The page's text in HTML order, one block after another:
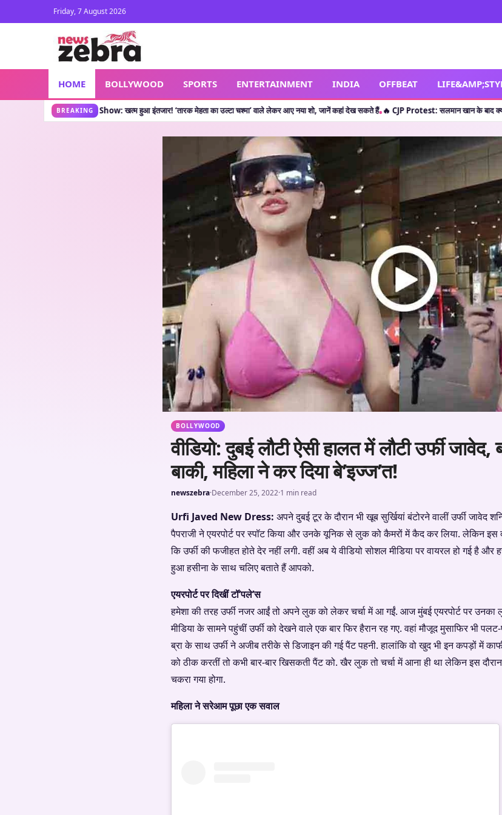
Friday, 7 August 2026
HOME BOLLYWOOD SPORTS ENTERTAINMENT INDIA OFFBEAT
BREAKING
New Show: खत्म हुआ इंतजार! ‘तारक मेहता का उल्टा चश्मा’ वाले लेकर आए नया शो, जानें कहां देख सकते हैं•🔥 CJP Protest: सलमान खान के बाद क्या शाहरुख खान ने छात्रों
BOLLYWOOD
वीडियो: दुबई लौटी ऐसी हालत में लौटी उर्फी जावेद,
बाकी, महिला ने कर दिया बे’इज्ज’त!
newszebra·December 25, 2022·1 min read
Urfi Javed New Dress: अपने दुबई टूर के दौरान भी खूब सुर्खियां बंटोरने वालीं उर्फी जावेद
पैपराजी ने एयरपोर्ट पर स्पॉट किया और उनके यूनिक से लुक को कैमरों में कैद कर लिया. लेकिन इस
कि उर्फी की फजीहत होते देर नहीं लगी. वहीं अब ये वीडियो सोशल मीडिया पर वायरल हो गई है और
हुआ हसीना के साथ चलिए बताते हैं आपको.
एयरपोर्ट पर दिखीं टॉ’पले’स
हमेशा की तरह उर्फी नजर आईं तो अपने लुक को लेकर चर्चा में आ गईं. आज मुंबई एयरपोर्ट पर उनका
मीडिया के सामने पहुंचीं उर्फी को देखने वाले एक बार फिर हैरान रह गए. वहां मौजूद मुसाफिर भी
ब्रा के साथ उर्फी ने अजीब तरीके से डिजाइन की गई पैंट पहनी. हालांकि वो खुद भी इन कपड़ों में
को ठीक करतीं तो कभी बार-बार खिसकती पैंट को. खैर लुक तो चर्चा में आना ही था लेकिन इस
चकरा गया होगा.
महिला ने सरेआम पूछा एक सवाल